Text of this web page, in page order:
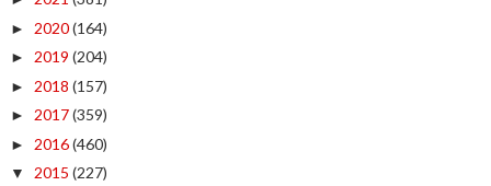
► 2020(164)
► 2019 (204)
► 2018 (157)
► 2017(359)
► 2016(460)
▼ 2015 (227)